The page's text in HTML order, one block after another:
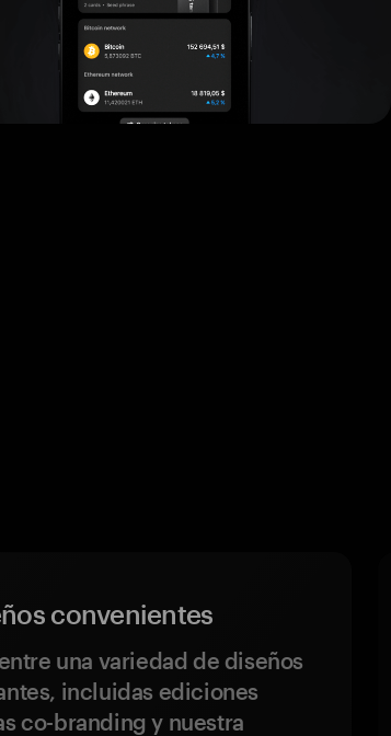
convenientes
una variedad de diseños
incluidas ediciones
co-branding y nuestra